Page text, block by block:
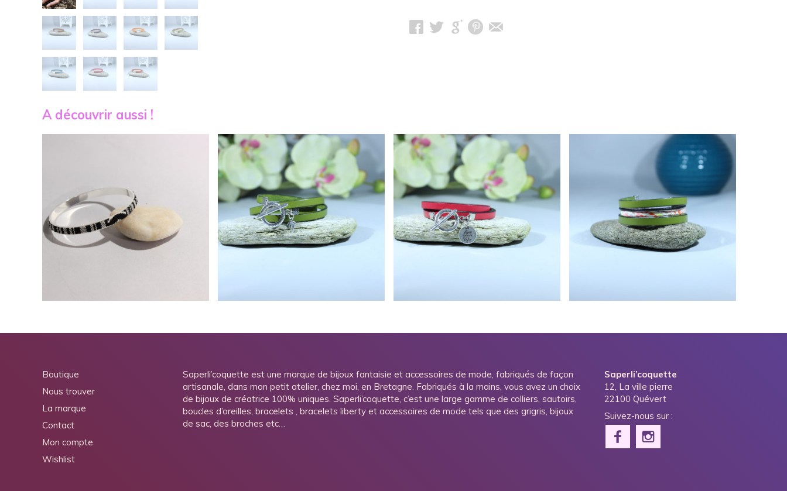
A découvrir aussi !
19,00€ 24,00€ 24,00€ 28,00€
Boutique
Nous trouver
La marque
Contact
Mon compte
Wishlist
Saperli’coquette est une marque de bijoux fantaisie et accessoires de mode, fabriqués de façon
artisanale, dans mon petit atelier, chez moi, en Bretagne. Fabriqués à la mains, vous avez un choix
de bijoux de créatrice 100% uniques. Saperli’coquette, c’est une large gamme de colliers, sautoirs,
boucles d’oreilles, bracelets , bracelets liberty et accessoires de mode tels que des grigris, bijoux
de sac, des broches etc…
Saperli’coquette
12, La ville pierre
22100 Quévert
Suivez-nous sur :